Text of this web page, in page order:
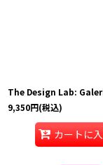
The Design Lab:
9,350円(税込)
カートに